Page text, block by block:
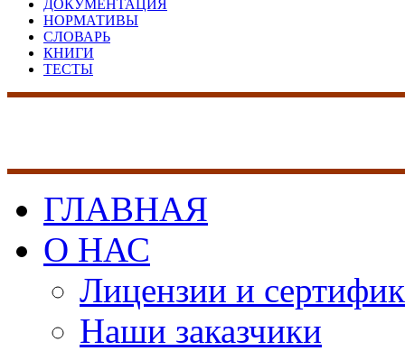
ДОКУМЕНТАЦИЯ
НОРМАТИВЫ
СЛОВАРЬ
КНИГИ
ТЕСТЫ
ГЛАВНАЯ
О НАС
Лицензии и
Наши заказчики